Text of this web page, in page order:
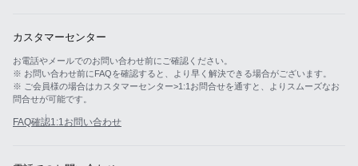
カスタマーセンター
お電話やメールでのお問い合わせ前にご確認ください。
※ お問い合わせ前にFAQを確認すると、より早く解決できる場合がございます。
※ ご会員様の場合はカスタマーセンター>1:1お問合せを通すと、よりスムーズなお
問合せが可能です。
FAQ確認1:1お問い合わせ